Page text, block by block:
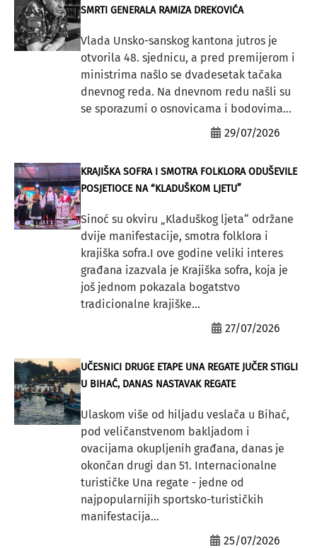
SMRTI GENERALA RAMIZA DREKOVIĆA
Vlada Unsko-sanskog kantona jutros je
otvorila 48. sjednicu, a pred premijerom i
ministrima našlo se dvadesetak tačaka
dnevnog reda. Na dnevnom redu našli su
se sporazumi o osnovicama i bodovima...
29/07/2026
KRAJIŠKA SOFRA I SMOTRA FOLKLORA ODUŠEVILE
POSJETIOCE NA “KLADUŠKOM LJETU”
Sinoć su okviru „Kladuškog ljeta“ održane
dvije manifestacije, smotra folklora i
krajiška sofra.I ove godine veliki interes
građana izazvala je Krajiška sofra, koja je
još jednom pokazala bogatstvo
tradicionalne krajiške...
27/07/2026
UČESNICI DRUGE ETAPE UNA REGATE JUČER STIGLI
U BIHAĆ, DANAS NASTAVAK REGATE
Ulaskom više od hiljadu veslača u Bihać,
pod veličanstvenom bakljadom i
ovacijama okupljenih građana, danas je
okončan drugi dan 51. Internacionalne
turističke Una regate - jedne od
najpopularnijih sportsko-turističkih
manifestacija...
25/07/2026